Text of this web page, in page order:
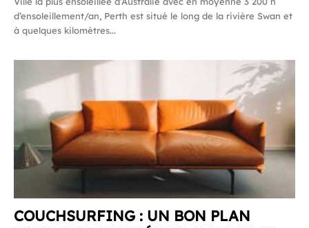
d’ensoleillement/an, Perth est situé le long de la rivière Swan et
à quelques kilomètres...
COUCHSURFING : UN BON PLAN